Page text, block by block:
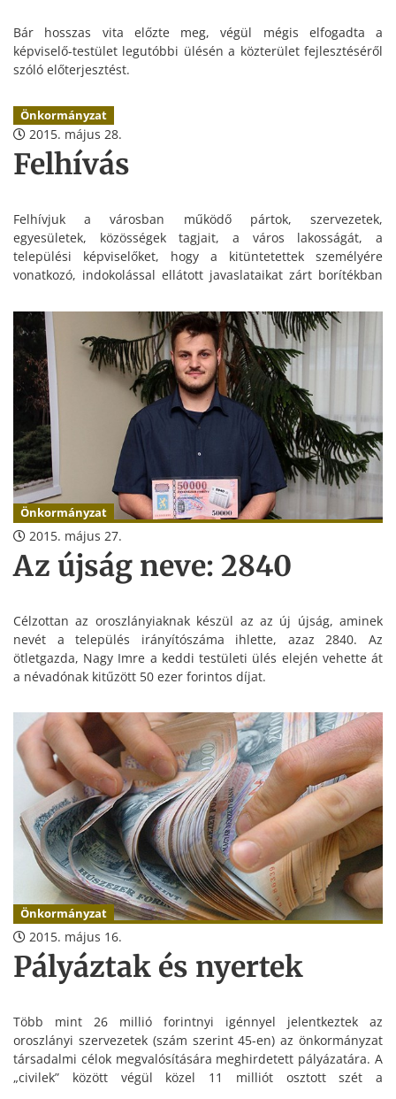
Bár hosszas vita előzte meg, végül mégis elfogadta a
képviselő-testület legutóbbi ülésén a közterület fejlesztéséről
szóló előterjesztést.
Önkormányzat
2015. május 28.
Felhívás
Felhívjuk a városban működő pártok, szervezetek,
egyesületek, közösségek tagjait, a város lakosságát, a
települési képviselőket, hogy a kitüntetettek személyére
vonatkozó, indokolással ellátott javaslataikat zárt borítékban
napjáig nyújtsák be a jegyzőnek a Polgármesteri Hivatal
Titkárságára (Oroszlány, Rákóczi F. u. 78., II. emelet 66. szoba)
vagy a jegyzo@oroszlany.hu email címre.
Önkormányzat
2015. május 27.
Az újság neve: 2840
Célzottan az oroszlányiaknak készül az az új újság, aminek
nevét a település irányítószáma ihlette, azaz 2840. Az
ötletgazda, Nagy Imre a keddi testületi ülés elején vehette át
a névadónak kitűzött 50 ezer forintos díjat.
Önkormányzat
2015. május 16.
Pályáztak és nyertek
Több mint 26 millió forintnyi igénnyel jelentkeztek az
oroszlányi szervezetek (szám szerint 45-en) az önkormányzat
társadalmi célok megvalósítására meghirdetett pályázatára. A
„civilek” között végül közel 11 milliót osztott szét a